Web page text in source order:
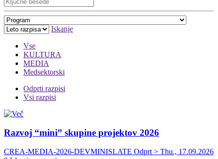
Iskanje
Vse
KULTURA
MEDIA
Medsektorski
Odprti razpisi
Vsi razpisi
Razvoj “mini” skupine projektov 2026
CREA-MEDIA-2026-DEVMINISLATE Odprt > Thu., 17.09.2026